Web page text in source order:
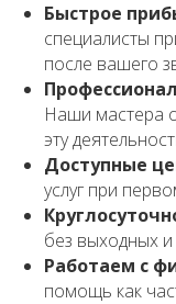
Быстрое
специалисты
после вашего
Наши мастера
эту
Доступные
услуг при
без выходных
Работаем с
помощь как